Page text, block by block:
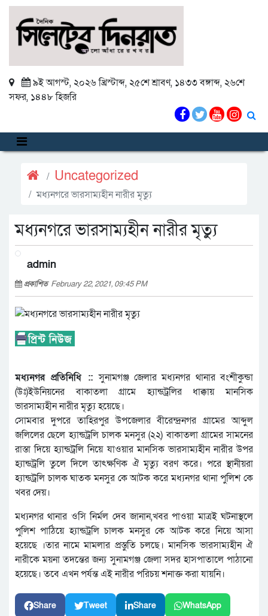
৯ই আগস্ট, ২০২৬ খ্রিস্টাব্দ, ২৫শে শ্রাবণ, ১৪৩৩ বঙ্গাব্দ, ২৬শে
সফর, ১৪৪৮ হিজরি
Uncategorized
মধ্যনগরে ভারসাম্যহীন নারীর মৃত্যু
মধ্যনগরে ভারসাম্যহীন নারীর মৃত্যু
admin
প্রকাশিত February 22, 2021, 09:45 PM
মধ্যনগর প্রতিনিধি ::সুনামগঞ্জ জেলার মধ্যনগর থানার বংশীকুন্ডা
(উঃ)ইউনিয়নের বাকাতলা গ্রামে হ্যান্ডট্রলির ধাক্কায় মানসিক
ভারসাম্যহীন নারীর মৃত্যু হয়েছে।
সোমবার দুপরে তাহিরপুর উপজেলার বীরেন্দ্রনগর গ্রামের আব্দুল
জলিলের ছেলে হ্যান্ডট্রলি চালক মনসুর (২২) বাকাতলা গ্রামের সামনের
রাস্তা দিয়ে হ্যান্ডট্রলি নিয়ে যাওয়ার মানসিক ভারসাম্যহীন নারীর উপর
হ্যান্ডট্রলি তুলে দিলে তাৎক্ষণিক ঐ মৃত্যু বরণ করে। পরে স্থানীয়রা
হ্যান্ডট্রলি চালক ঘাতক মনসুর কে আটক করে মধ্যনগর থানা পুলিশ কে
খবর দেয়।
মধ্যনগর থানার ওসি নির্মল দেব জানান,খবর পাওয়া মাত্রই ঘটনাস্থলে
পুলিশ পাঠিয়ে হ্যান্ডট্রলি চালক মনসুর কে আটক করে নিয়ে আসা
হয়েছে ।তার নামে মামলার প্রস্তুতি চলছে। মানসিক ভারসাম্যহীন ঐ
নারীকে ময়না তদন্তের জন্য সুনামগঞ্জ জেলা সদর হাসপাতালে পাঠানো
হয়েছে। তবে এখন পর্যন্ত এই নারীর পরিচয় শনাক্ত করা যায়নি।
Share Tweet Share WhatsApp